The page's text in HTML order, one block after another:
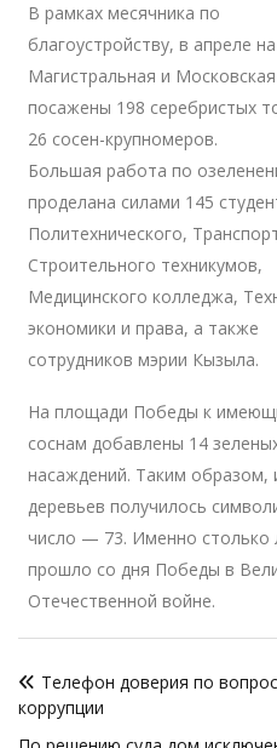
В рамках месячника по
благоустройству, в апреле
Магистральная и Московская
посажены 198 серебристых
26 сосен-крупномеров.
Большая работа по
проделана силами 145
Политехнического,
Строительного техникумов,
Медицинского колледжа,
экономики и права, а также
сотрудников мэрии Кызыла.
На площади Победы к
соснам добавлены 14
насаждений. Таким образом,
деревьев получилось
число — 73. Именно столько
прошло со дня Победы в
Отечественной войне.
по
записям
Телефон доверия по
коррупции